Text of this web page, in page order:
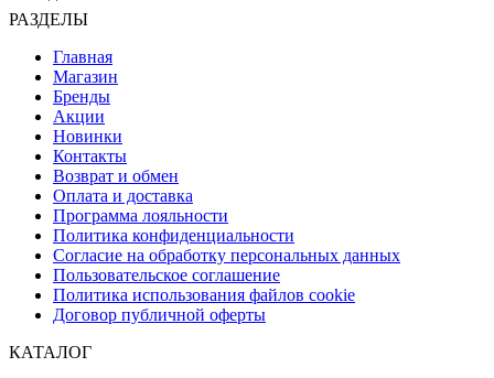
РАЗДЕЛЫ
Главная
Магазин
Бренды
Акции
Новинки
Контакты
Возврат и обмен
Оплата и доставка
Программа лояльности
Политика конфиденциальности
Согласие на обработку персональных данных
Пользовательское соглашение
Политика использования файлов cookie
Договор публичной оферты
КАТАЛОГ